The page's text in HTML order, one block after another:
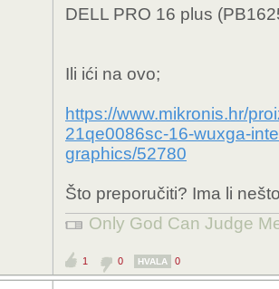
DELL PRO 16 plus
Ili ići na ovo;
https://www.mikronis.hr/
21qe0086sc-16-wuxga-
graphics/52780
Što preporučiti? Ima li
Only God Can Judge
1 0 HVALA 0